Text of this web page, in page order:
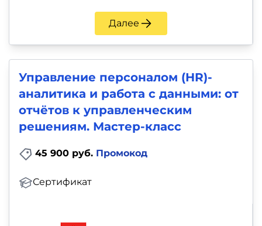
Далее
Управление персоналом (HR)-
аналитика и работа с данными: от
отчётов к управленческим
решениям. Мастер-класс
45 900 руб. Промокод
Сертификат